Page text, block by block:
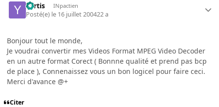
Yartis INpactien
Posté(e) le 16 juillet 200422 a
Bonjour tout le monde,
Je voudrai convertir mes Videos Format MPEG Video Decoder
en un autre format Corect ( Bonnne qualité et prend pas bcp
de place ), Connenaissez vous un bon logicel pour faire ceci.
Merci d'avance @+
Citer